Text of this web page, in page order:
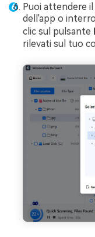
Puoi attendere
dell'app o
clic sul pulsante
rilevati sul tuo